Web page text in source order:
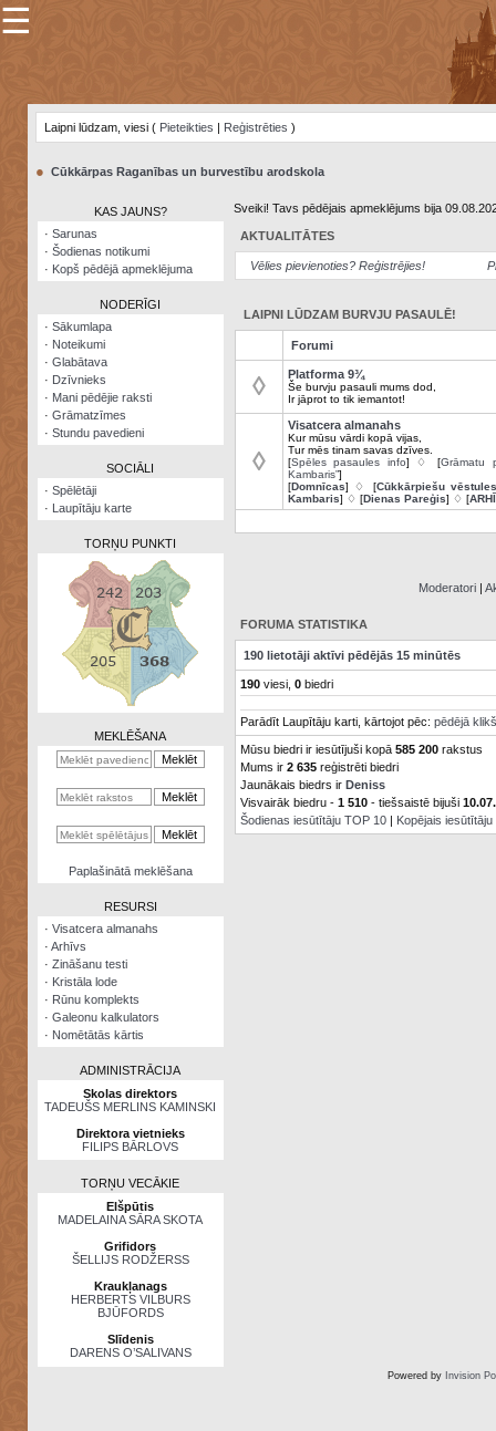
×
Šodienas
notikumi
Visatcera
almanahs
Arhīvs
Zināšanu
kalkulators
Nomētātās
☰
Laipni lūdzam, viesi ( Pieteikties | Reģistrēties )
● Cūkkārpas Raganības un burvestību arodskola
KAS JAUNS?
· Sarunas
· Šodienas notikumi
· Kopš pēdējā apmeklējuma
NODERĪGI
· Sākumlapa
· Noteikumi
· Glabātava
· Dzīvnieks
· Mani pēdējie raksti
· Grāmatzīmes
· Stundu pavedieni
SOCIĀLI
· Spēlētāji
· Laupītāju karte
TORŅU PUNKTI
MEKLĒŠANA
Paplašinātā meklēšana
RESURSI
· Visatcera almanahs
· Arhīvs
· Zināšanu testi
· Kristāla lode
· Rūnu komplekts
· Galeonu kalkulators
· Nomētātās kārtis
ADMINISTRĀCIJA
Skolas direktors
TADEUŠS MERLINS KAMINSKI
Direktora vietnieks
FILIPS BĀRLOVS
TORŅU VECĀKIE
Elšpūtis
MADELAINA SĀRA SKOTA
Grifidors
ŠELLIJS RODŽERSS
Kraukļanags
HERBERTS VILBURS
BJŪFORDS
Slīdenis
DARENS O’SALIVANS
Sveiki! Tavs pēdējais apmeklējums bija
AKTUALITĀTES
Vēlies pievienoties? Reģistrējies!
LAIPNI LŪDZAM BURVJU PASAULĒ!
Forumi
◊ Platforma 9¾
Še burvju pasauli mums dod,
Ir jāprot to tik iemantot!
◊
Visatcera almanahs
Kur mūsu vārdi kopā vijas,
Tur mēs tinam savas dzīves.
[Spēles pasaules info] ♢ [Grāmatu
Kambaris”]
[Domnīcas] ♢ [Cūkkārpiešu vēstules
Kambaris] ♢ [Dienas Pareģis] ♢ [
Moderatori |
FORUMA STATISTIKA
190 lietotāji aktīvi pēdējās 15 minūtēs
190viesi, 0biedri
Parādīt Laupītāju karti, kārtojot pēc: pēdējā
Mūsu biedri ir iesūtījuši kopā 585 200rakstus
Mums ir 2 635reģistrēti biedri
Jaunākais biedrs ir Deniss
Visvairāk biedru - 1 510- tiešsaistē bijuši
Šodienas iesūtītāju TOP 10| Kopējais iesūtītāju
Powered by Invision